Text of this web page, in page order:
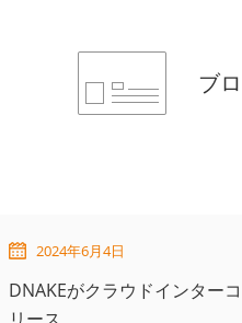
ブ
2024年6月4日
DNAKEがクラウドインター